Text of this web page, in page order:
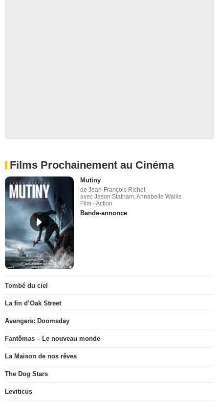
Films Prochainement au Cinéma
Mutiny
de Jean-François Richet
avec Jason Statham, Annabelle Wallis
Film - Action
Bande-annonce
Tombé du ciel
La fin d’Oak Street
Avengers: Doomsday
Fantômas – Le nouveau monde
La Maison de nos rêves
The Dog Stars
Leviticus